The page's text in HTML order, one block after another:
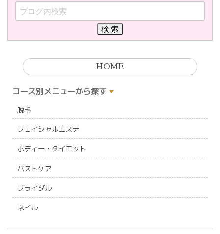
HOME
コース別メニューから探す
脱毛
フェイシャルエステ
ボディー・ダイエット
バストケア
ブライダル
ネイル